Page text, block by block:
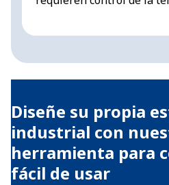
Diseñe su propia
industrial con
herramienta para
fácil de usar